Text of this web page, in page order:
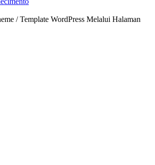
/ Template WordPress Melalui Halaman